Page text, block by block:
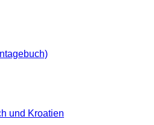
und Kroatien